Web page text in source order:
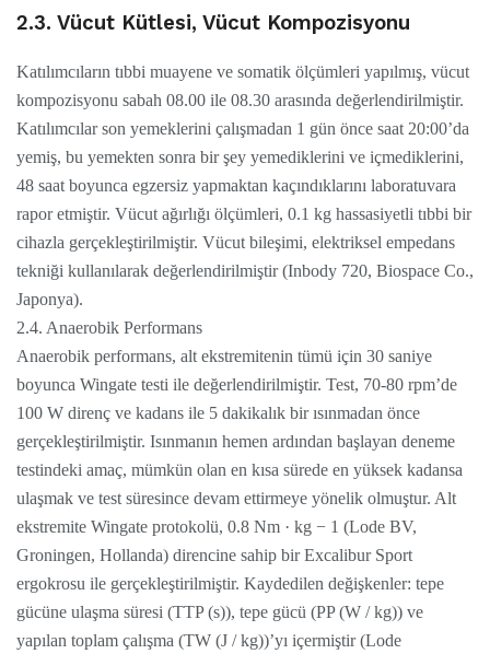
2.3. Vücut Kütlesi, Vücut Kompozisyonu
Katılımcıların tıbbi muayene ve somatik ölçümleri yapılmış, vücut
kompozisyonu sabah 08.00 ile 08.30 arasında değerlendirilmiştir.
Katılımcılar son yemeklerini çalışmadan 1 gün önce saat 20:00’da
yemiş, bu yemekten sonra bir şey yemediklerini ve içmediklerini,
48 saat boyunca egzersiz yapmaktan kaçındıklarını laboratuvara
rapor etmiştir. Vücut ağırlığı ölçümleri, 0.1 kg hassasiyetli tıbbi bir
cihazla gerçekleştirilmiştir. Vücut bileşimi, elektriksel empedans
tekniği kullanılarak değerlendirilmiştir (Inbody 720, Biospace Co.,
Japonya).
2.4. Anaerobik Performans
Anaerobik performans, alt ekstremitenin tümü için 30 saniye
boyunca Wingate testi ile değerlendirilmiştir. Test, 70-80 rpm’de
100 W direnç ve kadans ile 5 dakikalık bir ısınmadan önce
gerçekleştirilmiştir. Isınmanın hemen ardından başlayan deneme
testindeki amaç, mümkün olan en kısa sürede en yüksek kadansa
ulaşmak ve test süresince devam ettirmeye yönelik olmuştur. Alt
ekstremite Wingate protokolü, 0.8 Nm · kg − 1 (Lode BV,
Groningen, Hollanda) direncine sahip bir Excalibur Sport
ergokrosu ile gerçekleştirilmiştir. Kaydedilen değişkenler: tepe
gücüne ulaşma süresi (TTP (s)), tepe gücü (PP (W / kg)) ve
yapılan toplam çalışma (TW (J / kg))’yı içermiştir (Lode